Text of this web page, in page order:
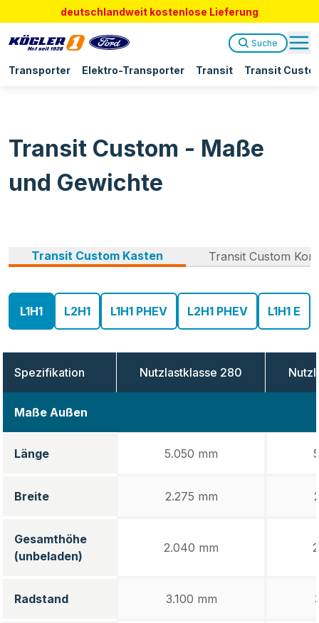
deutschlandweit kostenlose Lieferung
Transporter Elektro-Transporter Transit Transit
Suche
Transit Custom - Maße
und Gewichte
Transit Custom Kasten Transit Custom
L1H1 L2H1 L1H1 PHEV L2H1 PHEV L1H1 E
Spezifikation Nutzlastklasse 280
Maße Außen
Länge 5.050 mm
Breite 2.275 mm
Gesamthöhe
(unbeladen)
2.040 mm
Radstand 3.100 mm